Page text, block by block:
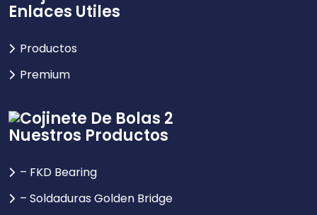
Enlaces Utiles
Productos
Premium
Nuestros Productos
– FKD Bearing
– Soldaduras Golden Bridge